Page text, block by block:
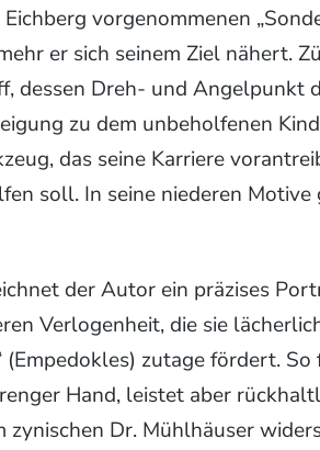
vorgenommenen
er sich seinem Ziel nähert.
dessen Dreh- und Angelpunkt
zu dem unbeholfenen
das seine Karriere
soll. In seine niederen
der Autor ein präzises
Verlogenheit, die sie
(Empedokles) zutage fördert.
Hand, leistet aber
zynischen Dr. Mühlhäuser